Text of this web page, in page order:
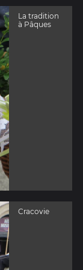
La tradition
à Pâques
Cracovie